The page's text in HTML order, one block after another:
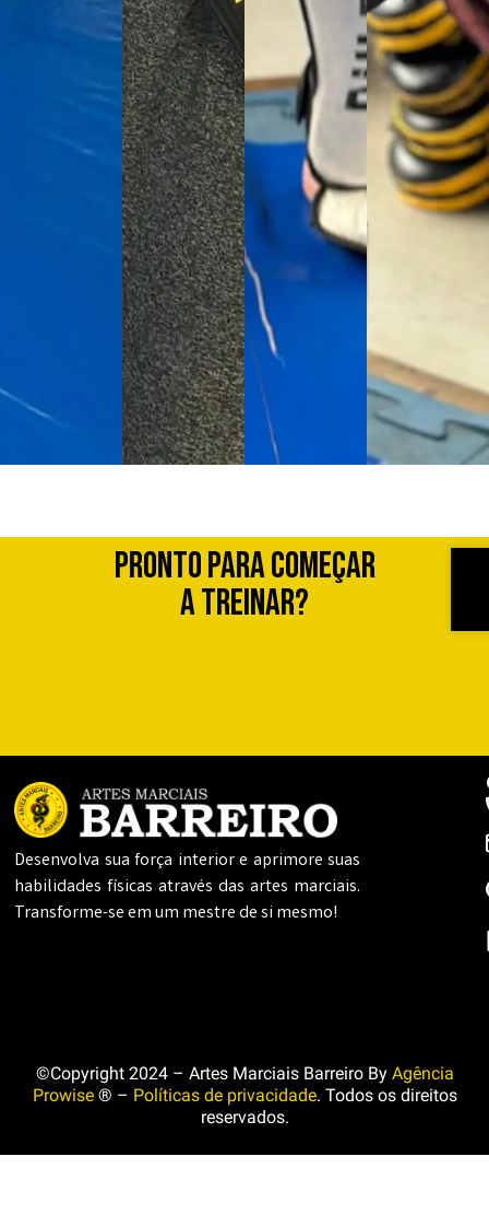
Pronto para começar
a treinar?
Desenvolva sua força interior e aprimore suas
habilidades físicas através das artes marciais.
Transforme-se em um mestre de si mesmo!
©Copyright 2024 – Artes Marciais Barreiro By Agência
Prowise® – Políticas de privacidade. Todos os direitos
reservados.